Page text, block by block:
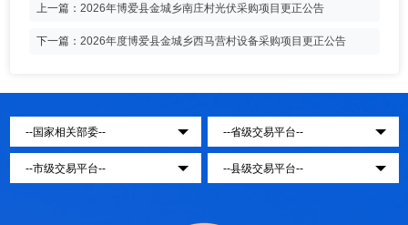
上一篇：2026年博爱县金城乡南庄村光伏采购项目更正公告
下一篇：2026年度博爱县金城乡西马营村设备采购项目更正公告